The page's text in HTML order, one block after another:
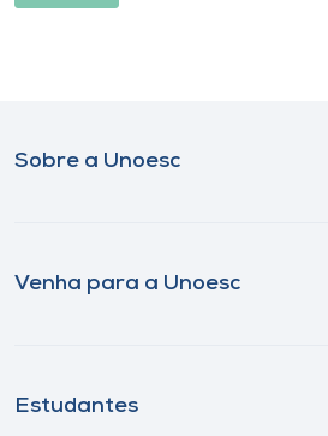
Sobre a Unoesc
Venha para a Unoesc
Estudantes